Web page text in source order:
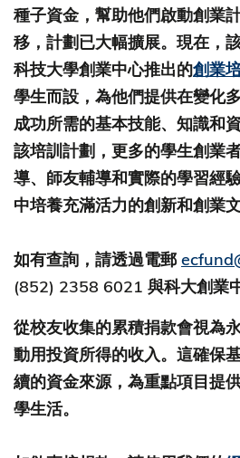
種子資金，幫助他們啟動創業
移，計劃已大幅擴展。現在，
科技大學創業中心推出的創業
學生而設，為他們提供在變化
成功所需的基本技能、知識和
該培訓計劃，更多的學生創業
導、師友輔導和實際的學習經
中培養充滿活力的創新和創業
如有查詢，請透過電郵
(852) 2358 6021 與科大創業
從校友收集的累積捐款會視為
動用投資所得的收入。這確保
續的資金來源，為重點項目提
學生活。